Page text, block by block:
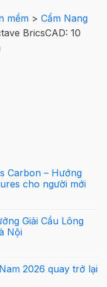
mềm > Cẩm Nang
BricsCAD: 10
Carbon – Hướng
cho người mới
Giải Cầu Lông
Nội
2026 quay trở lại